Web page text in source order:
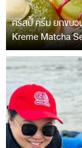
คริสปี้ ครีม ยกขบว
Kreme Matcha